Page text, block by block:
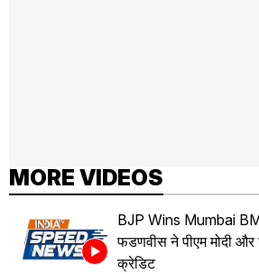
MORE VIDEOS
BJP Wins Mumbai
फडणवीस ने पीएम मोदी और
क्रेडिट